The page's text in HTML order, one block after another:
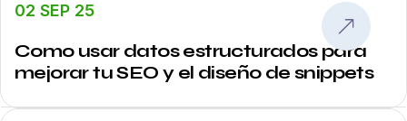
02 SEP 25
Como usar datos estructurados para
mejorar tu SEO y el diseño de snippets